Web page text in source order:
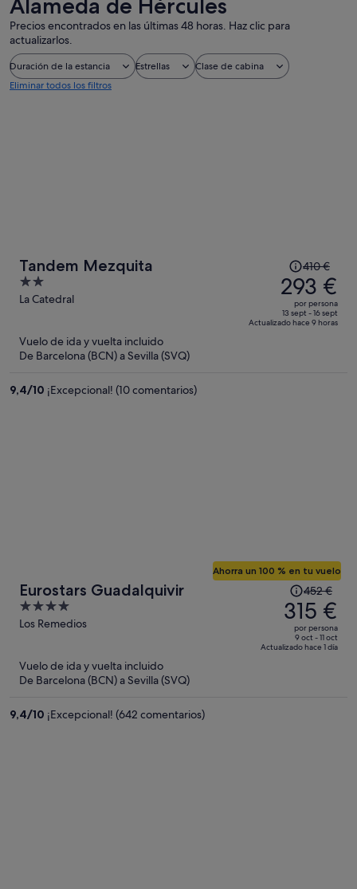
Alameda de Hércules
Precios encontrados en las últimas 48 horas. Haz clic para
actualizarlos.
Duración de la estancia Estrellas
Clase de cabina
Eliminar todos los filtros
Tandem Mezquita
2
out
La Catedral
El
precio
era
de
410 €,
410 €
293 €
por persona
13 sept - 16 sept
Actualizado hace 9 horas
Vuelo de ida y vuelta incluido
De Barcelona (BCN) a Sevilla (SVQ)
9,4/10 ¡Excepcional! (10 comentarios)
Eurostars Guadalquivir
4
out
Los Remedios
Ahorra un 100 % en tu vuelo
El
precio
era
de
452 €,
452 €
315 €
por persona
9 oct - 11 oct
Actualizado hace 1 día
Vuelo de ida y vuelta incluido
De Barcelona (BCN) a Sevilla (SVQ)
9,4/10 ¡Excepcional! (642 comentarios)